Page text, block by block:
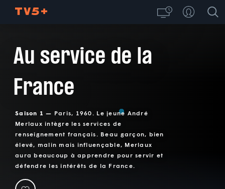
Au service de la
France
Saison 1 — Paris, 1960. Le jeune André
Merlaux intègre les services de
renseignement français. Beau garçon, bien
élevé, malin mais influençable, Merlaux
aura beaucoup à apprendre pour servir et
défendre les intérêts de la France.